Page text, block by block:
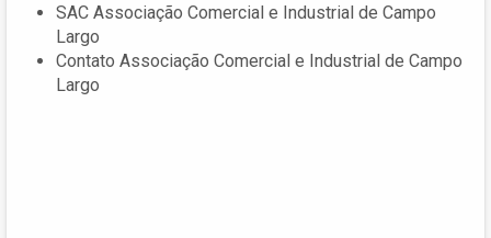
SAC Associação Comercial e Industrial de Campo
Largo
Contato Associação Comercial e Industrial de Campo
Largo